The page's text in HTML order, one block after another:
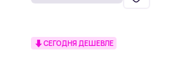
СЕГОДНЯ ДЕШЕВЛЕ